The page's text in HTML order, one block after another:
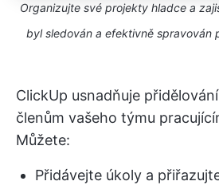
Organizujte své projekty hladce a
byl sledován a efektivně spravován
ClickUp usnadňuje
členům vašeho týmu
Můžete:
Přidávejte úkoly a